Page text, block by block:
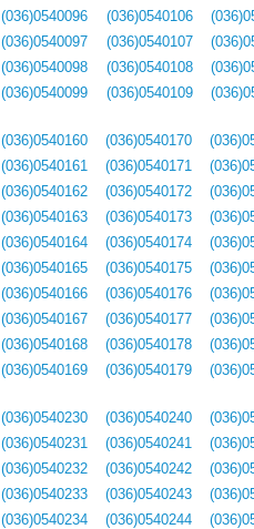
(036)0540096
(036)0540097
(036)0540098
(036)0540099
(036)0540106
(036)0540107
(036)0540108
(036)0540109
(036)0540160
(036)0540161
(036)0540162
(036)0540163
(036)0540164
(036)0540165
(036)0540166
(036)0540167
(036)0540168
(036)0540169
(036)0540170
(036)0540171
(036)0540172
(036)0540173
(036)0540174
(036)0540175
(036)0540176
(036)0540177
(036)0540178
(036)0540179
(036)0540230
(036)0540231
(036)0540232
(036)0540233
(036)0540234
(036)0540240
(036)0540241
(036)0540242
(036)0540243
(036)0540244